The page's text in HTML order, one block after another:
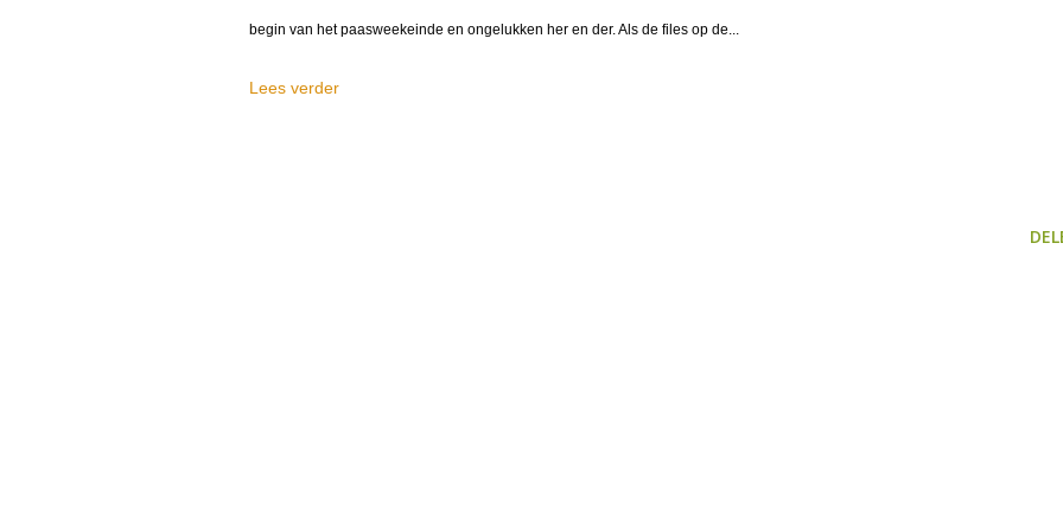
begin van het paasweekeinde en ongelukken her en der. Als de files op de...
Lees verder